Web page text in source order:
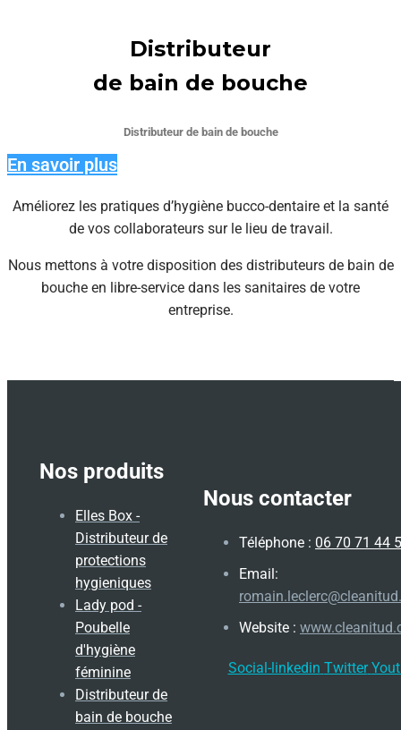
Distributeur
de bain de bouche
Distributeur de bain de bouche
En savoir plus
Améliorez les pratiques d’hygiène bucco-dentaire et la santé
de vos collaborateurs sur le lieu de travail.
Nous mettons à votre disposition des distributeurs de bain de
bouche en libre-service dans les sanitaires de votre
entreprise.
Nos produits
Elles Box -
Distributeur de
protections
hygieniques
Lady pod -
Poubelle
d'hygiène
féminine
Distributeur de
bain de bouche
Nous contacter
Téléphone : 06 70 71 44
Email:
Website :
Social-linkedin Twitter